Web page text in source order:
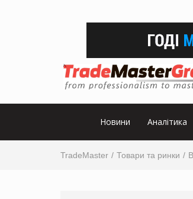
Новини Аналітика
TradeMaster Товари та ринки